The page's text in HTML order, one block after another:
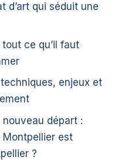
d’art qui séduit une
tout ce qu’il faut
enjeux et
départ :
Montpellier est
?